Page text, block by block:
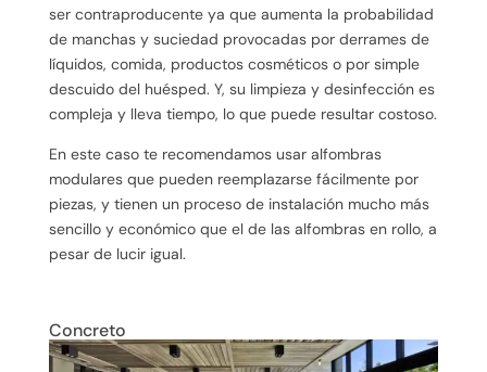
ser contraproducente ya que aumenta la probabilidad
de manchas y suciedad provocadas por derrames de
líquidos, comida, productos cosméticos o por simple
descuido del huésped. Y, su limpieza y desinfección es
compleja y lleva tiempo, lo que puede resultar costoso.
En este caso te recomendamos usar alfombras
modulares que pueden reemplazarse fácilmente por
piezas, y tienen un proceso de instalación mucho más
sencillo y económico que el de las alfombras en rollo, a
pesar de lucir igual.
Concreto